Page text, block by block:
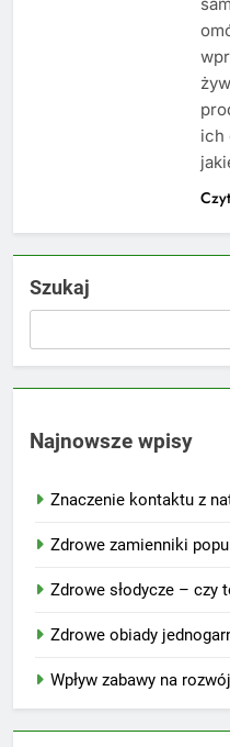
ich
Szukaj
Najnowsze wpisy
Znaczenie kontaktu z
Zdrowe zamienniki
Zdrowe słodycze – czy
Zdrowe obiady
Wpływ zabawy na